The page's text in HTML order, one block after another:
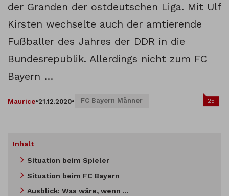
der Granden der ostdeutschen Liga. Mit Ulf
Kirsten wechselte auch der amtierende
Fußballer des Jahres der DDR in die
Bundesrepublik. Allerdings nicht zum FC
Bayern …
Maurice•21.12.2020• FC Bayern Männer 25
Inhalt
Situation beim Spieler
Situation beim FC Bayern
Ausblick: Was wäre, wenn …